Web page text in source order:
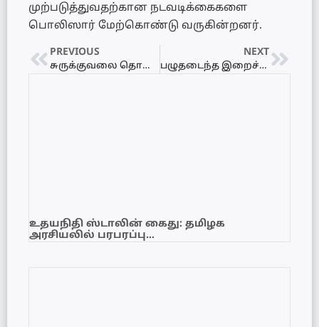
முற்படுத்துவதற்கான நடவடிக்கைகளை
பொலிஸார் மேற்கொண்டு வருகின்றனர்.
PREVIOUS
சுருக்குவலை தொழிலில் ஈடுபட்ட இரண்டு படகுகளுடன் ஐவர் கைது!
NEXT
பழுதடைந்த இறைச்சியுடன் கொத்துறொட்டி விற்ற உணவகம் சீல் வைப்பு
உதயநிதி ஸ்டாலின் கைது: தமிழக
அரசியலில் பரபரப்பு…